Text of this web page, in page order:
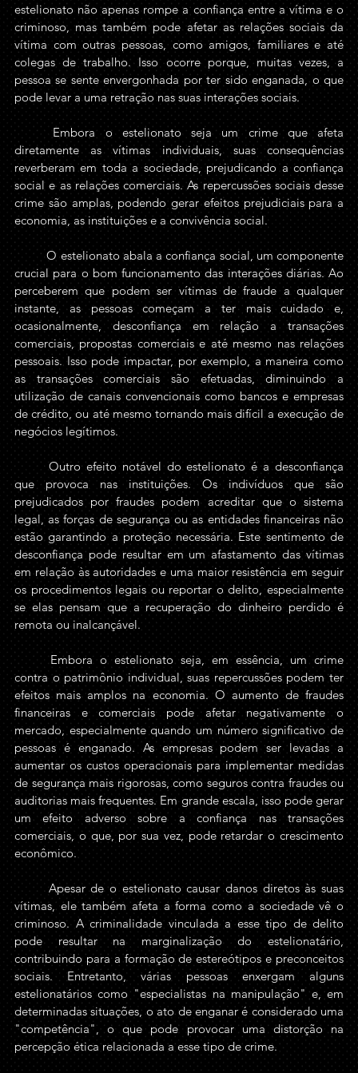
estelionato não apenas rompe a confiança entre a vítima e o
criminoso, mas também pode afetar as relações sociais da
vítima com outras pessoas, como amigos, familiares e até
colegas de trabalho. Isso ocorre porque, muitas vezes, a
pessoa se sente envergonhada por ter sido enganada, o que
pode levar a uma retração nas suas interações sociais.
	Embora o estelionato seja um crime que afeta
diretamente as vítimas individuais, suas consequências
reverberam em toda a sociedade, prejudicando a confiança
social e as relações comerciais. As repercussões sociais desse
crime são amplas, podendo gerar efeitos prejudiciais para a
economia, as instituições e a convivência social.
	O estelionato abala a confiança social, um componente
crucial para o bom funcionamento das interações diárias. Ao
perceberem que podem ser vítimas de fraude a qualquer
instante, as pessoas começam a ter mais cuidado e,
ocasionalmente, desconfiança em relação a transações
comerciais, propostas comerciais e até mesmo nas relações
pessoais. Isso pode impactar, por exemplo, a maneira como
as transações comerciais são efetuadas, diminuindo a
utilização de canais convencionais como bancos e empresas
de crédito, ou até mesmo tornando mais difícil a execução de
negócios legítimos.
	Outro efeito notável do estelionato é a desconfiança
que provoca nas instituições. Os indivíduos que são
prejudicados por fraudes podem acreditar que o sistema
legal, as forças de segurança ou as entidades financeiras não
estão garantindo a proteção necessária. Este sentimento de
desconfiança pode resultar em um afastamento das vítimas
em relação às autoridades e uma maior resistência em seguir
os procedimentos legais ou reportar o delito, especialmente
se elas pensam que a recuperação do dinheiro perdido é
remota ou inalcançável.
	Embora o estelionato seja, em essência, um crime
contra o patrimônio individual, suas repercussões podem ter
efeitos mais amplos na economia. O aumento de fraudes
financeiras e comerciais pode afetar negativamente o
mercado, especialmente quando um número significativo de
pessoas é enganado. As empresas podem ser levadas a
aumentar os custos operacionais para implementar medidas
de segurança mais rigorosas, como seguros contra fraudes ou
auditorias mais frequentes. Em grande escala, isso pode gerar
um efeito adverso sobre a confiança nas transações
comerciais, o que, por sua vez, pode retardar o crescimento
econômico.
	Apesar de o estelionato causar danos diretos às suas
vítimas, ele também afeta a forma como a sociedade vê o
criminoso. A criminalidade vinculada a esse tipo de delito
pode resultar na marginalização do estelionatário,
contribuindo para a formação de estereótipos e preconceitos
sociais. Entretanto, várias pessoas enxergam alguns
estelionatários como "especialistas na manipulação" e, em
determinadas situações, o ato de enganar é considerado uma
"competência", o que pode provocar uma distorção na
percepção ética relacionada a esse tipo de crime.